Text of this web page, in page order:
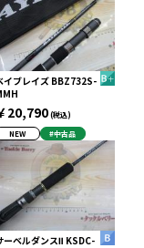
イブレイズ BBZ732S-
20,790(税込)
NEW
#中古品
ーベルダンスⅡ KSDC-